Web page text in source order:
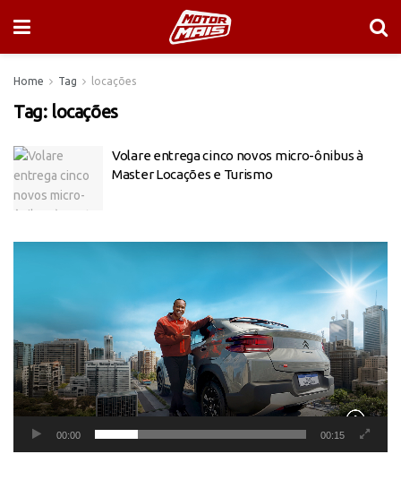
Home Tag locações
Tag: locações
Volare entrega cinco novos micro-ônibus à
Master Locações e Turismo
00:00 00:15